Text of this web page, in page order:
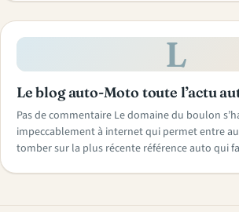
L
Le blog auto-Moto toute l’actu
Pas de commentaire Le domaine du boulon
impeccablement à internet qui permet entre
tomber sur la plus récente référence auto qui